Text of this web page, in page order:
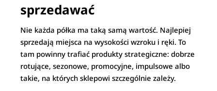
sprzedawać
Nie każda półka ma taką samą wartość. Najlepiej
sprzedają miejsca na wysokości wzroku i ręki. To
tam powinny trafiać produkty strategiczne: dobrze
rotujące, sezonowe, promocyjne, impulsowe albo
takie, na których sklepowi szczególnie zależy.